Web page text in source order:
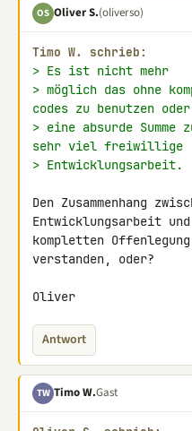
OS Oliver S.(oliverso)
Timo W. schrieb:
> Es ist nicht mehr
> möglich das ohne
codes zu benutzen
> eine absurde
sehr viel freiwillige
> Entwicklungsarbeit.
Den Zusammenhang
Entwicklungsarbeit
kompletten
verstanden, oder?
Oliver
Antwort
TW Timo W.Gast